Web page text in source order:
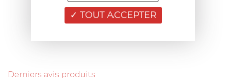
Derniers avis produits
TOUT ACCEPTER